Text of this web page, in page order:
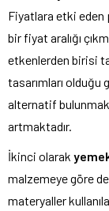
Fiyatlara etki eden
bir fiyat aralığı
etkenlerden birisi
tasarımları olduğu
alternatif
artmaktadır.
İkinci olarak
malzemeye göre
materyaller